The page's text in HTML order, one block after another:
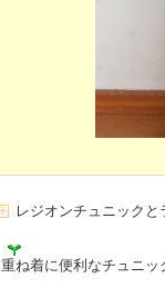
レジオンチュニックと
重ね着に便利なチュニッ